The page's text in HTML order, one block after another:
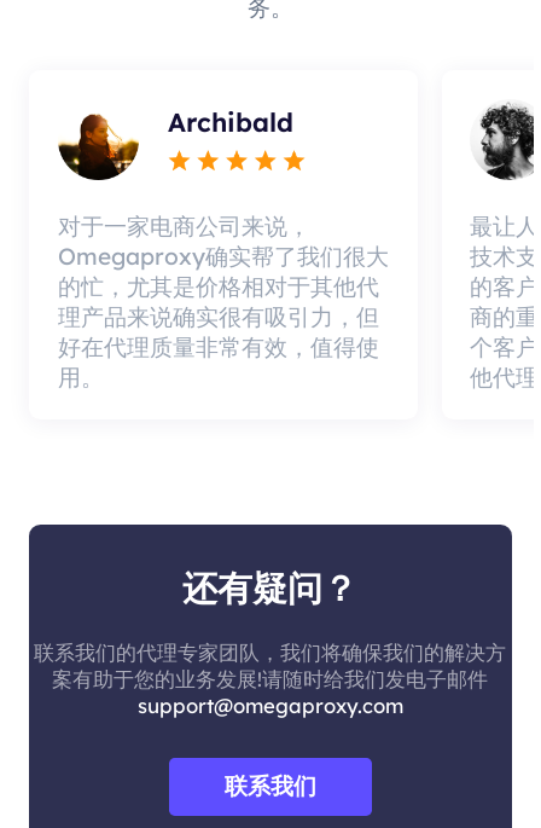
务。
Archibald
对于一家电商公司来说，
Omegaproxy确实帮了我们很大
的忙，尤其是价格相对于其他代
理产品来说确实很有吸引力，但
好在代理质量非常有效，值得使
用。
最让
技术
的客
商的
个客
他代
还有疑问？
联系我们的代理专家团队，我们将确保我们的解决方
案有助于您的业务发展!请随时给我们发电子邮件
support@omegaproxy.com
联系我们